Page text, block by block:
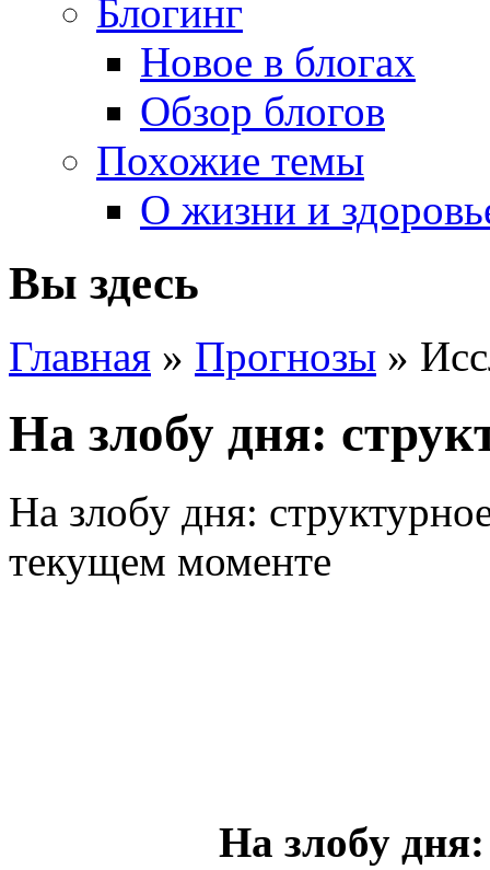
Блогинг
Новое в блогах
Обзор блогов
Похожие темы
О жизни и
Вы здесь
Главная » Прогнозы »
На злобу дня:
На злобу дня:
текущем моменте
На злобу дня: